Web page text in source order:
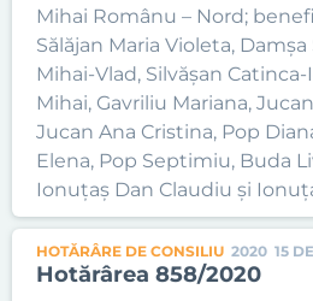
Mihai Românu – Nord;
Sălăjan Maria Violeta, Damșa
Mihai-Vlad, Silvășan
Mihai, Gavriliu Mariana,
Jucan Ana Cristina, Pop
Elena, Pop Septimiu, Buda
Ionuțaș Dan Claudiu și
HOTĂRÂRE DE CONSILIU 2020 15
Hotărârea 858/2020